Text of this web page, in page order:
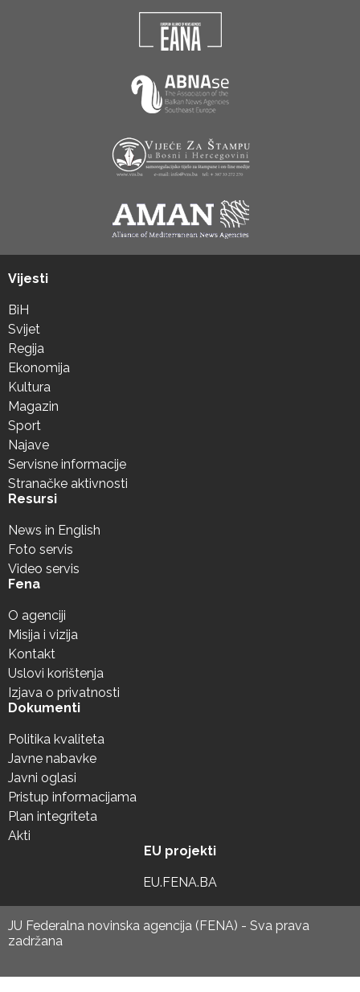
Vijesti
BiH
Svijet
Regija
Ekonomija
Kultura
Magazin
Sport
Najave
Servisne informacije
Stranačke aktivnosti
Resursi
News in English
Foto servis
Video servis
Fena
O agenciji
Misija i vizija
Kontakt
Uslovi korištenja
Izjava o privatnosti
Dokumenti
Politika kvaliteta
Javne nabavke
Javni oglasi
Pristup informacijama
Plan integriteta
Akti
EU projekti
EU.FENA.BA
JU Federalna novinska agencija (FENA) - Sva prava
zadržana